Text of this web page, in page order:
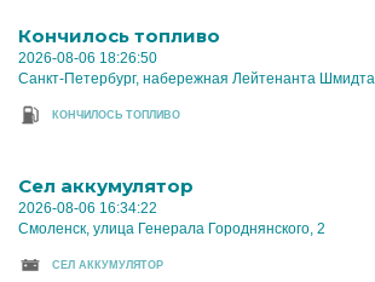
Кончилось топливо
2026-08-06 18:26:50
Санкт-Петербург, набережная Лейтенанта
КОНЧИЛОСЬ ТОПЛИВО
Cел аккумулятор
2026-08-06 16:34:22
Смоленск, улица Генерала Городнянского, 2
CЕЛ АККУМУЛЯТОР